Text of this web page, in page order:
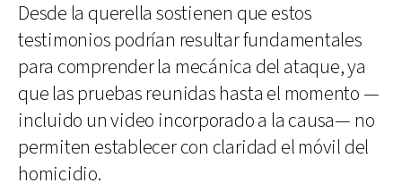
Desde la querella sostienen que estos
testimonios podrían resultar fundamentales
para comprender la mecánica del ataque, ya
que las pruebas reunidas hasta el momento —
incluido un video incorporado a la causa— no
permiten establecer con claridad el móvil del
homicidio.